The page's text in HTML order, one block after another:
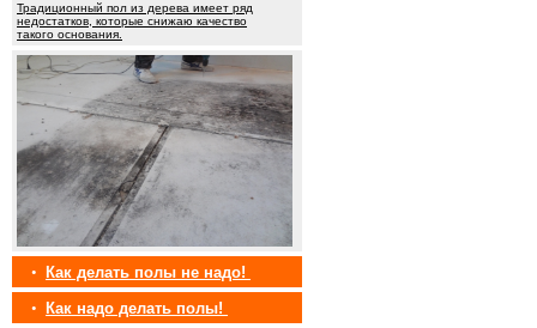
Традиционный пол из дерева имеет ряд
недостатков, которые снижаю качество
такого основания.
•
Как делать полы не надо!
•
Как надо делать полы!